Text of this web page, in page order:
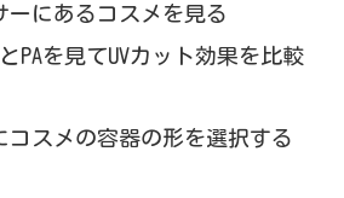
ーにあるコスメを見る
PAを見てUVカット効果を比較
コスメの容器の形を選択する